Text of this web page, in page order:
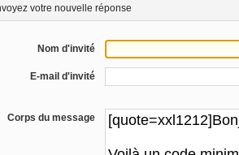
votre nouvelle réponse
Nom d'invité
E-mail d'invité
Corps du message